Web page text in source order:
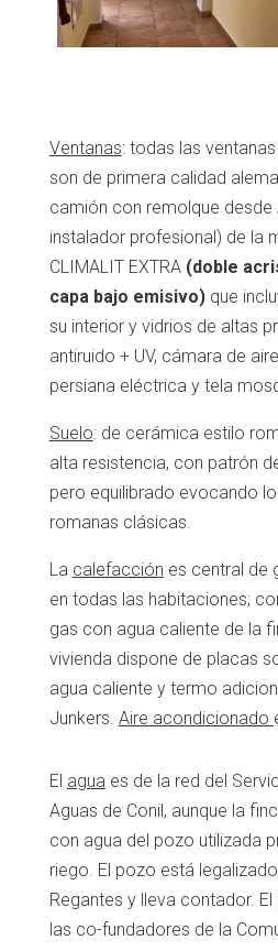
Ventanas: todas las
son de primera calidad
camión con remolque desde
instalador profesional) de la
CLIMALIT EXTRA (doble
capa bajo emisivo)que
su interior y vidrios de altas
antiruido + UV, cámara de
persiana eléctrica y tela
Suelo: de cerámica estilo
alta resistencia, con patrón
pero equilibrado evocando
romanas clásicas.
La calefacción es central de
en todas las habitaciones;
gas con agua caliente de la
vivienda dispone de placas
agua caliente y termo
Junkers. Aire acondicionado
El aguaes de la red del
Aguas de Conil, aunque la
con agua del pozo utilizada
riego. El pozo está
Regantes y lleva contador.
las co-fundadores de la